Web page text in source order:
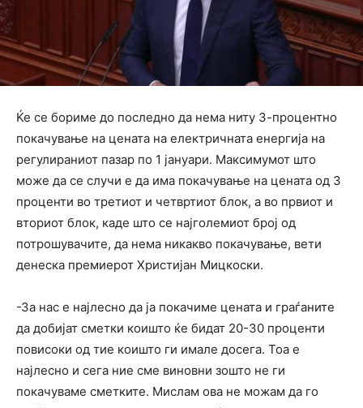
Ќе се бориме до последно да нема ниту 3-процентно
покачување на цената на електричната енергија на
регулираниот пазар по 1 јануари. Максимумот што
може да се случи е да има покачување на цената од 3
проценти во третиот и четвртиот блок, а во првиот и
вториот блок, каде што се најголемиот број од
потрошувачите, да нема никакво покачување, вети
денеска премиерот Христијан Мицкоски.
-За нас е најлесно да ја покачиме цената и граѓаните
да добијат сметки коишто ќе бидат 20-30 проценти
повисоки од тие коишто ги имале досега. Тоа е
најлесно и сега ние сме виновни зошто не ги
покачуваме сметките. Мислам ова не можам да го